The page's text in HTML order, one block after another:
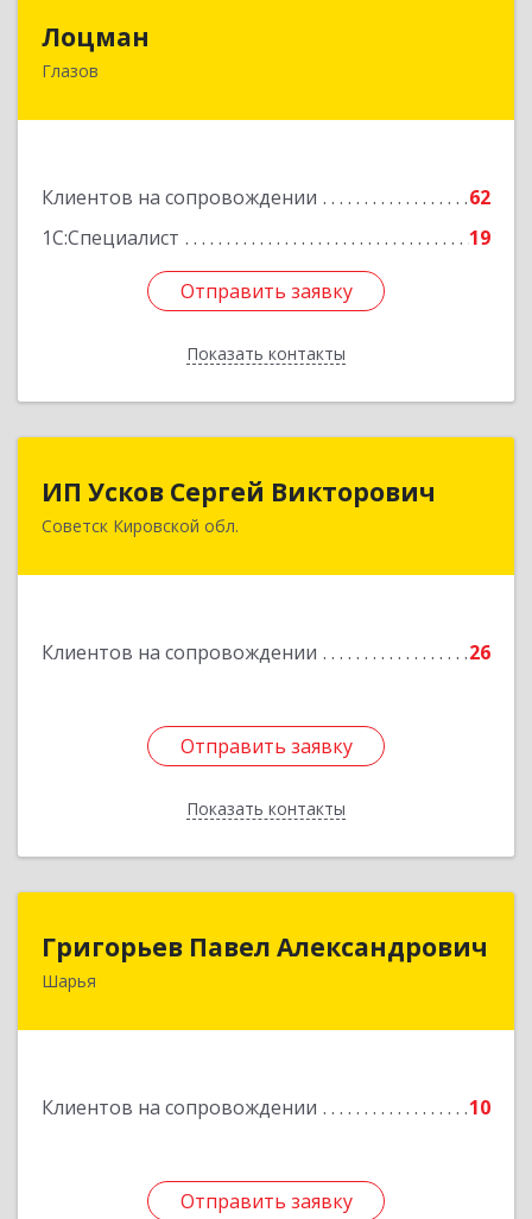
Лоцман
Глазов
Клиентов на сопровождении
62
1С:Специалист
19
Отправить заявку
Показать контакты
427620, Удмуртская Респ, Глазов г, Сибирская
Отправить заявку
Назад
ИП Усков Сергей Викторович
Советск Кировской обл.
Клиентов на сопровождении 26
Отправить заявку
Показать контакты
ИП Усков Сергей Викторович
613340, Кировская обл, Советск г, Дружбы ул,
Отправить заявку
Назад
Григорьев Павел Александрович
Шарья
Клиентов на сопровождении 10
Отправить заявку
157505, Костромская область, город Шарья,
Отправить заявку